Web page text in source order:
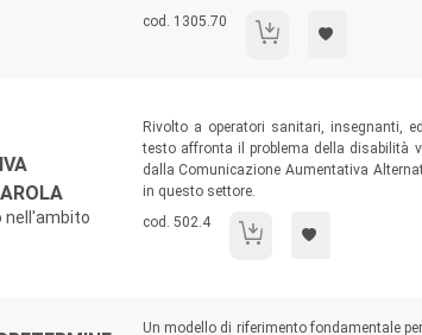
Codice libro:
cod. 1305.70 Principi di riabilitazione
nell'ambito
Sommario:
Rivolto a operatori sanitari, insegnanti,
testo affronta il problema della disabilità
dalla Comunicazione Aumentativa
in questo settore.
Codice libro:
cod. 502.4 La comunicazione
Sommario:
Un modello di riferimento fondamentale